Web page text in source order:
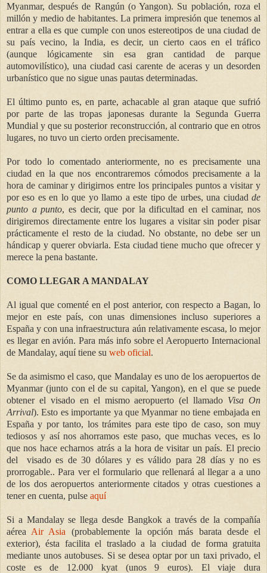
Myanmar, después de Rangún (o Yangon). Su población, roza el
millón y medio de habitantes. La primera impresión que tenemos al
entrar a ella es que cumple con unos estereotipos de una ciudad de
su país vecino, la India, es decir, un cierto caos en el tráfico
(aunque lógicamente sin esa gran cantidad de parque
automovilístico), una ciudad casi carente de aceras y un desorden
urbanístico que no sigue unas pautas determinadas.
El último punto es, en parte, achacable al gran ataque que sufrió
por parte de las tropas japonesas durante la Segunda Guerra
Mundial y que su posterior reconstrucción, al contrario que en otros
lugares, no tuvo un cierto orden precisamente.
Por todo lo comentado anteriormente, no es precisamente una
ciudad en la que nos encontraremos cómodos precisamente a la
hora de caminar y dirigirnos entre los principales puntos a visitar y
por eso es en lo que yo llamo a este tipo de urbes, una ciudad de
punto a punto, es decir, que por la dificultad en el caminar, nos
dirigiremos directamente entre los lugares a visitar sin poder pisar
prácticamente el resto de la ciudad. No obstante, no debe ser un
hándicap y querer obviarla. Esta ciudad tiene mucho que ofrecer y
merece la pena bastante.
COMO LLEGAR A MANDALAY
Al igual que comenté en el post anterior, con respecto a Bagan, lo
mejor en este país, con unas dimensiones incluso superiores a
España y con una infraestructura aún relativamente escasa, lo mejor
es llegar en avión. Para más info sobre el Aeropuerto Internacional
de Mandalay, aquí tiene su web oficial.
Se da asimismo el caso, que Mandalay es uno de los aeropuertos de
Myanmar (junto con el de su capital, Yangon), en el que se puede
obtener el visado en el mismo aeropuerto (el llamado Visa On
Arrival). Esto es importante ya que Myanmar no tiene embajada en
España y por tanto, los trámites para este tipo de caso, son muy
tediosos y así nos ahorramos este paso, que muchas veces, es lo
que nos hace echarnos atrás a la hora de visitar un país. El precio
del visado es de 30 dólares y es válido para 28 días y no es
prorrogable.. Para ver el formulario que rellenará al llegar a a uno
de los dos aeropuertos anteriormente citados y otras cuestiones a
tener en cuenta, pulse aquí
Si a Mandalay se llega desde Bangkok a través de la compañía
aérea Air Asia (probablemente la opción más barata desde el
exterior), ésta facilita el traslado a la ciudad de forma gratuita
mediante unos autobuses. Si se desea optar por un taxi privado, el
coste es de 12.000 kyat (unos 9 euros). El viaje dura